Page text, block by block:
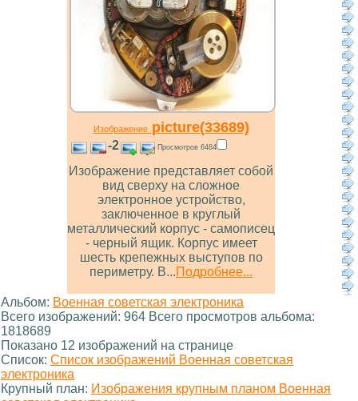
Изображениеpicture(33689)
-2 Просмотров 6484
Изображение представляет собой
вид сверху на сложное
электронное устройство,
заключенное в круглый
металлический корпус - самописец
- черный ящик. Корпус имеет
шесть крепежных выступов по
периметру. В...Подробнее...
Альбом: Военная советская электроника
Всего изображений: 964 Всего просмотров альбома:
1818689
Показано 12 изображений на странице
Список: Список изображений Военная советская
электроника
Крупный план: Изображения крупным планом Военная